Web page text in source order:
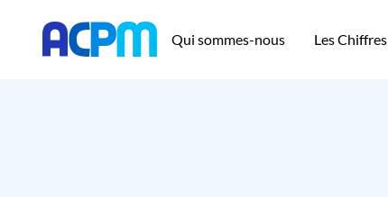
Qui sommes-nous Les Chiffres